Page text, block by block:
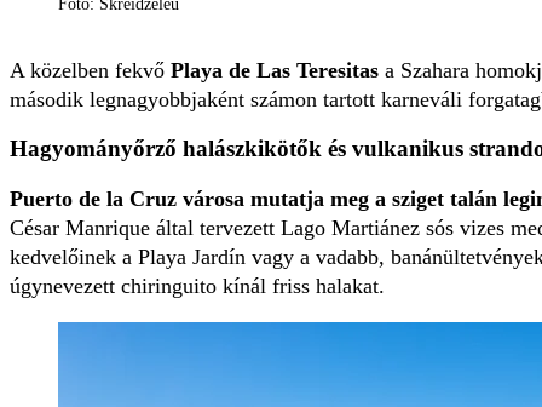
Fotó: Skreidzeleu
A közelben fekvő Playa de Las Teresitas a Szahara
második legnagyobbjaként számon tartott karneváli
Hagyományőrző halászkikötők és vulkanikus
Puerto de la Cruz városa mutatja meg a sziget talán
César Manrique által tervezett Lago Martiánez sós vizes
kedvelőinek a Playa Jardín vagy a vadabb,
úgynevezett chiringuito kínál friss halakat.